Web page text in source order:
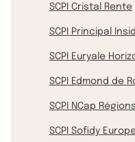
SCPI Cristal Rente
SCPI Principal
SCPI Euryale
SCPI Edmond de
SCPI NCap Régions
SCPI Sofidy